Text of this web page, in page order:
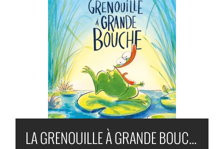
LA GRENOUILLE À GRANDE BOUCHE